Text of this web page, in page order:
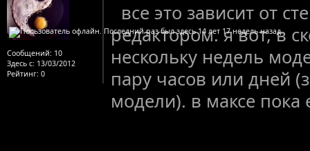
Сообщений: 10
Здесь с: 13/03/2012
Рейтинг: 0
все это зависит от
редактором. я вот, в
нескольку недель
пару часов или дней
модели). в максе